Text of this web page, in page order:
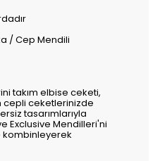
/ Cep Mendili
takım elbise ceketi,
ceketlerinizde
tasarımlarıyla
Exclusive Mendilleri'ni
kombinleyerek